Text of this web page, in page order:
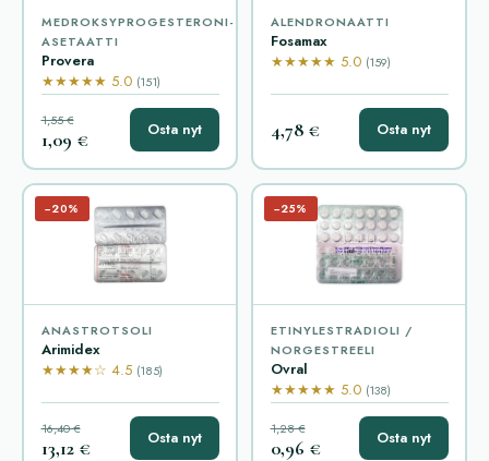
MEDROKSYPROGESTERONI-
ASETAATTI
Provera
★★★★★ 5.0 (151)
1,55 €
1,09 € Osta nyt
ALENDRONAATTI
Fosamax
★★★★★ 5.0 (159)
4,78 € Osta nyt
−20%
ANASTROTSOLI
Arimidex
★★★★☆ 4.5 (185)
16,40 €
13,12 € Osta nyt
−25%
ETINYLESTRADIOLI /
NORGESTREELI
Ovral
★★★★★ 5.0 (138)
1,28 €
0,96 € Osta nyt